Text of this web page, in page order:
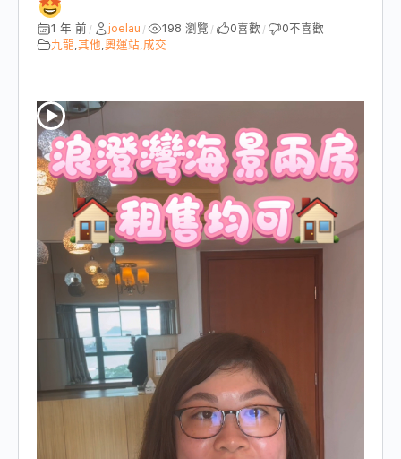
1 年 前 / joelau / 198 瀏覽 / 0喜歡 / 0不喜歡
九龍,其他,奧運站,成交